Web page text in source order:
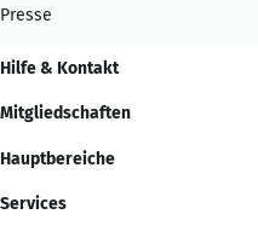
Presse
Hilfe & Kontakt
Mitgliedschaften
Hauptbereiche
Services